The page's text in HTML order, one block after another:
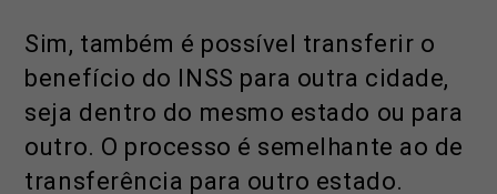
Sim, também é possível transferir o
benefício do INSS para outra cidade,
seja dentro do mesmo estado ou para
outro. O processo é semelhante ao de
transferência para outro estado.